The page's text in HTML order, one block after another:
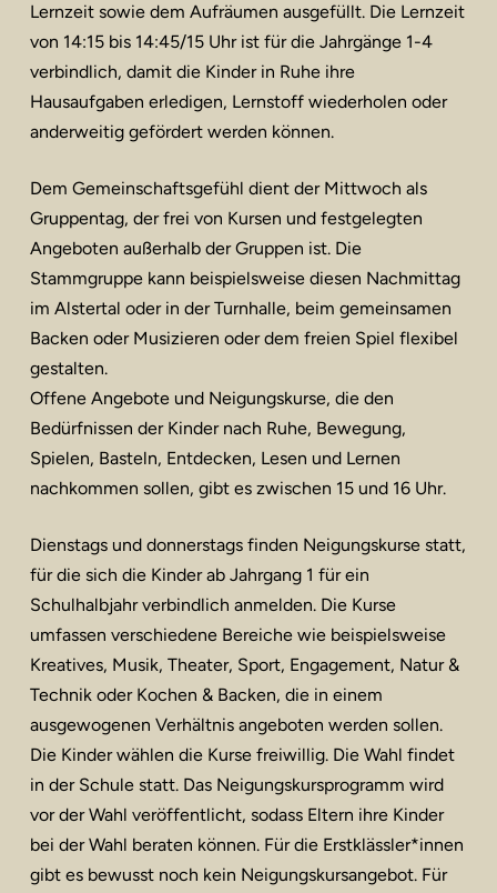
Lernzeit sowie dem Aufräumen ausgefüllt. Die Lernzeit
von 14:15 bis 14:45/15 Uhr ist für die Jahrgänge 1-4
verbindlich, damit die Kinder in Ruhe ihre
Hausaufgaben erledigen, Lernstoff wiederholen oder
anderweitig gefördert werden können.
Dem Gemeinschaftsgefühl dient der Mittwoch als
Gruppentag, der frei von Kursen und festgelegten
Angeboten außerhalb der Gruppen ist. Die
Stammgruppe kann beispielsweise diesen Nachmittag
im Alstertal oder in der Turnhalle, beim gemeinsamen
Backen oder Musizieren oder dem freien Spiel flexibel
gestalten.
Offene Angebote und Neigungskurse, die den
Bedürfnissen der Kinder nach Ruhe, Bewegung,
Spielen, Basteln, Entdecken, Lesen und Lernen
nachkommen sollen, gibt es zwischen 15 und 16 Uhr.
Dienstags und donnerstags finden Neigungskurse statt,
für die sich die Kinder ab Jahrgang 1 für ein
Schulhalbjahr verbindlich anmelden. Die Kurse
umfassen verschiedene Bereiche wie beispielsweise
Kreatives, Musik, Theater, Sport, Engagement, Natur &
Technik oder Kochen & Backen, die in einem
ausgewogenen Verhältnis angeboten werden sollen.
Die Kinder wählen die Kurse freiwillig. Die Wahl findet
in der Schule statt. Das Neigungskursprogramm wird
vor der Wahl veröffentlicht, sodass Eltern ihre Kinder
bei der Wahl beraten können. Für die Erstklässler*innen
gibt es bewusst noch kein Neigungskursangebot. Für